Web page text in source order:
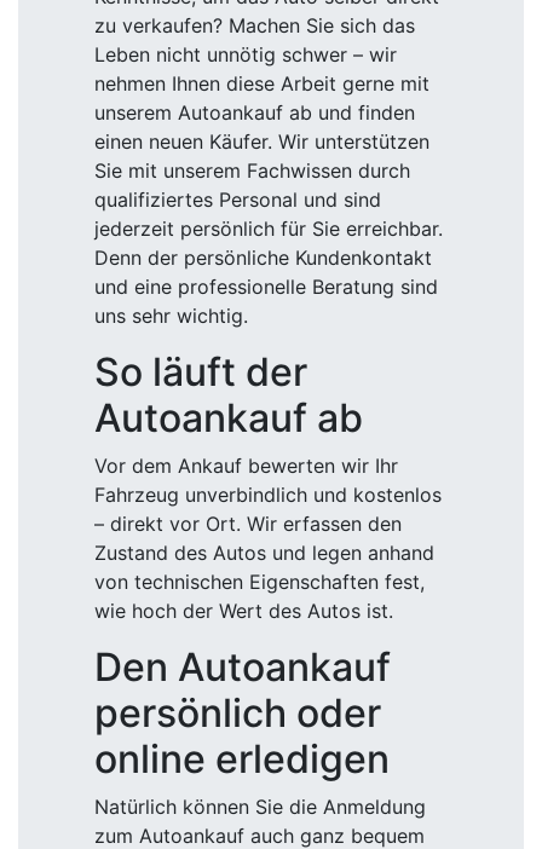
zu verkaufen? Machen Sie sich das
Leben nicht unnötig schwer – wir
nehmen Ihnen diese Arbeit gerne mit
unserem Autoankauf ab und finden
einen neuen Käufer. Wir unterstützen
Sie mit unserem Fachwissen durch
qualifiziertes Personal und sind
jederzeit persönlich für Sie erreichbar.
Denn der persönliche Kundenkontakt
und eine professionelle Beratung sind
uns sehr wichtig.
So läuft der
Autoankauf ab
Vor dem Ankauf bewerten wir Ihr
Fahrzeug unverbindlich und kostenlos
– direkt vor Ort. Wir erfassen den
Zustand des Autos und legen anhand
von technischen Eigenschaften fest,
wie hoch der Wert des Autos ist.
Den Autoankauf
persönlich oder
online erledigen
Natürlich können Sie die Anmeldung
zum Autoankauf auch ganz bequem